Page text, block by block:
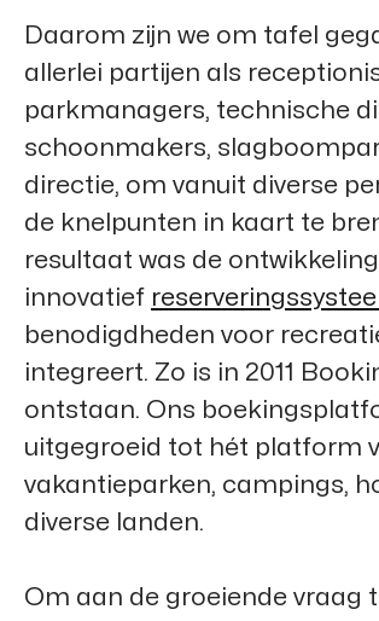
Daarom zijn we om tafel
allerlei partijen als
parkmanagers, technische
schoonmakers,
directie, om vanuit diverse
de knelpunten in kaart te
resultaat was de
innovatief
benodigdheden voor
integreert. Zo is in 2011
ontstaan. Ons
uitgegroeid tot hét platform
vakantieparken, campings,
diverse landen.
Om aan de groeiende vraag